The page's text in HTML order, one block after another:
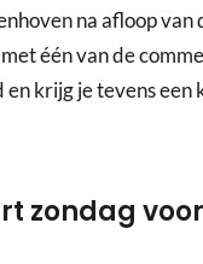
na afloop van
één van de
krijg je tevens een
zondag